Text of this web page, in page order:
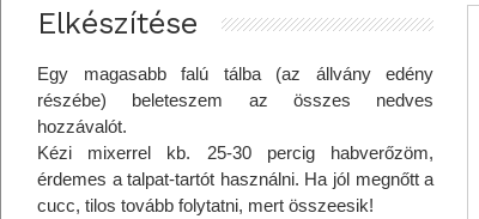
Elkészítése
Egy magasabb falú tálba (az állvány edény
részébe) beleteszem az összes nedves
hozzávalót.
Kézi mixerrel kb. 25-30 percig habverőzöm,
érdemes a talpat-tartót használni. Ha jól megnőtt a
cucc, tilos tovább folytatni, mert összeesik!